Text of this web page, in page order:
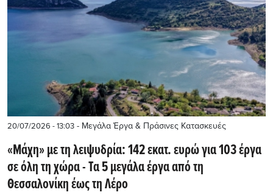
20/07/2026 - 13:03 - Μεγάλα Έργα & Πράσινες Κατασκευές
«Μάχη» με τη λειψυδρία: 142 εκατ. ευρώ για 103 έργα
σε όλη τη χώρα - Τα 5 μεγάλα έργα από τη
Θεσσαλονίκη έως τη Λέρο